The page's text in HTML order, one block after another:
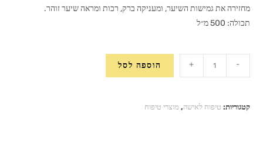
מחזירה את גמישות השיער, ומעניקה ברק, רכות ומראה שיער זוהר.
תכולה: 500 מ״ל
של
קרטין
-
+ הוספה לסל
קטגוריות: טיפוח לאישה, מוצרי טיפוח